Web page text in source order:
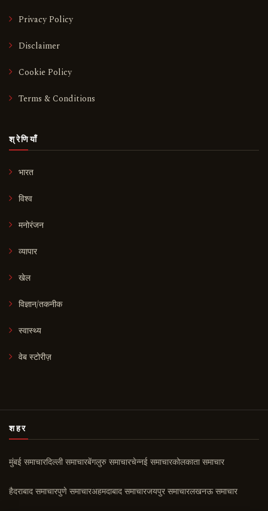
Privacy Policy
Disclaimer
Cookie Policy
Terms & Conditions
श्रेणियाँ
भारत
विश्व
मनोरंजन
व्यापार
खेल
विज्ञान/तकनीक
स्वास्थ्य
वेब स्टोरीज़
शहर
मुंबई समाचारदिल्ली समाचारबेंगलुरु समाचारचेन्नई समाचारकोलकाता समाचार
हैदराबाद समाचारपुणे समाचारअहमदाबाद समाचारजयपुर समाचारलखनऊ समाचार